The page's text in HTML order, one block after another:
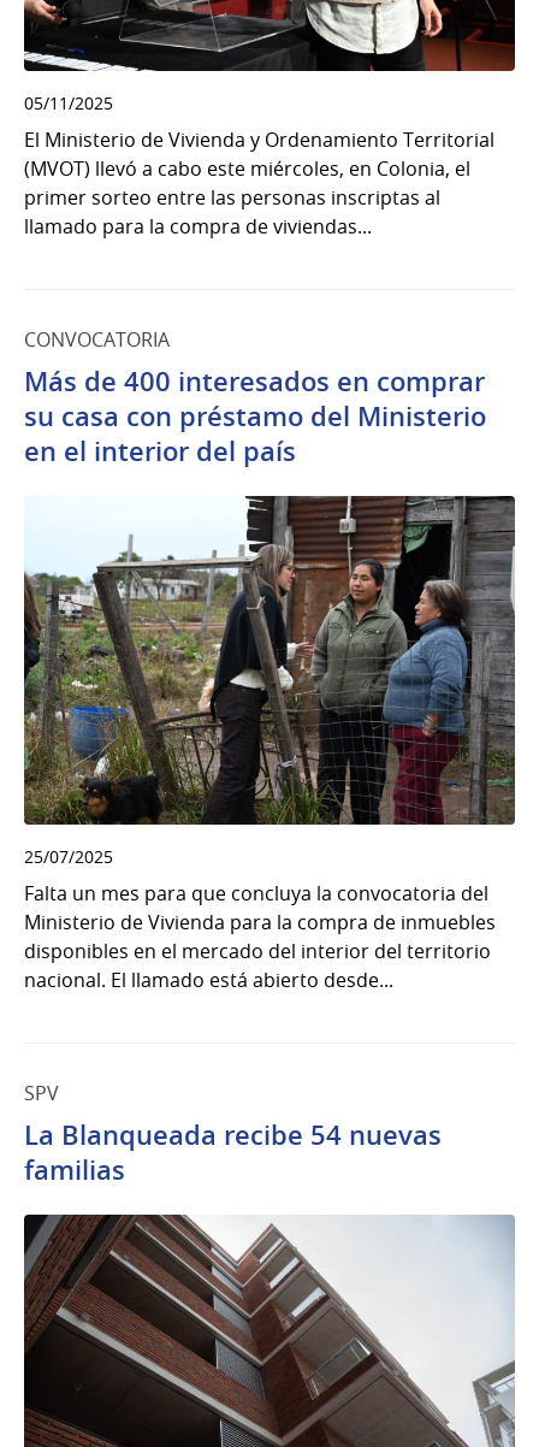
05/11/2025
El Ministerio de Vivienda y Ordenamiento Territorial
(MVOT) llevó a cabo este miércoles, en Colonia, el
primer sorteo entre las personas inscriptas al
llamado para la compra de viviendas...
CONVOCATORIA
Más de 400 interesados en comprar
su casa con préstamo del Ministerio
en el interior del país
25/07/2025
Falta un mes para que concluya la convocatoria del
Ministerio de Vivienda para la compra de inmuebles
disponibles en el mercado del interior del territorio
nacional. El llamado está abierto desde...
SPV
La Blanqueada recibe 54 nuevas
familias